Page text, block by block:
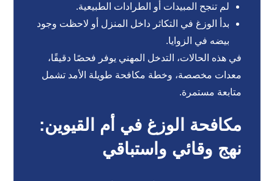
لم تنجح المبيدات أو الطرادات الطبيعية.
بدأ الوزغ في التكاثر داخل المنزل أو لاحظت وجود
بيضه في الزوايا.
في هذه الحالات، التدخل المهني يوفر فحصًا دقيقًا،
معدات مخصصة، وخطة مكافحة طويلة الأمد تشمل
متابعة مستمرة.
مكافحة الوزغ في أم القيوين:
نهج وقائي واستباقي